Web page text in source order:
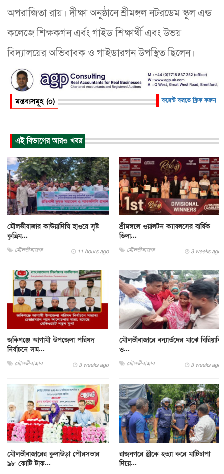
অপরাজিতা রায়। দীক্ষা অনুষ্ঠানে শ্রীমঙ্গল নটরডেম স্কুল এন্ড
কলেজে শিক্ষকগন এর্বং গাইড শিক্ষার্থী এবং উভয়
বিদ্যালয়ের অভিবাবক ও গাইডারগন উপস্থিত ছিলেন।
মন্তব্যসমূহ (০) কমেন্ট করতে ক্লিক করুন
এই বিভাগের আরও খবর
মৌলভীবাজার কাউয়াদিঘি হাওরে সৃষ্ট
কৃত্রিম...
মৌলভীবাজার 11 hours ago
শ্রীমঙ্গলে ওয়ালটন ক্যাবলসের বার্ষিক
ডিলা...
মৌলভীবাজার 3 weeks ago
জকিগঞ্জে আগামী উপজেলা পরিষদ
নির্বাচনে সম...
মৌলভীবাজার 3 weeks ago
মৌলভীবাজারে বন্যার্তদের মাঝে বিরিয়ানি
ও...
মৌলভীবাজার 3 weeks ago
মৌলভীবাজারের কুলাউড়া পৌরসভার
৯৮ কোটি টাক...
রাজনগরে স্ত্রীকে হত্যা করে মাটিচাপা
দিয়ে...